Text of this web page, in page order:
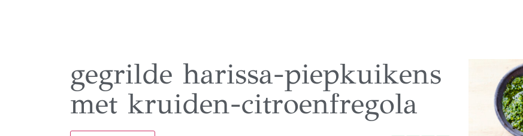
gegrilde harissa-piepkuikens
met kruiden-citroenfregola